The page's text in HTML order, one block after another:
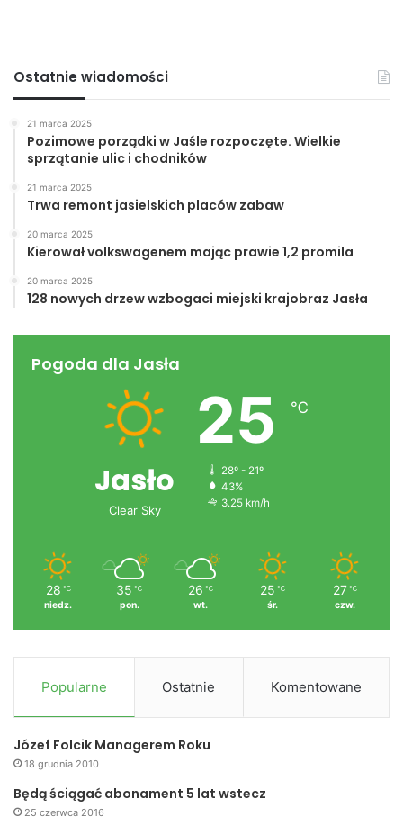
Ostatnie wiadomości
21 marca 2025
Pozimowe porządki w Jaśle rozpoczęte. Wielkie
sprzątanie ulic i chodników
21 marca 2025
Trwa remont jasielskich placów zabaw
20 marca 2025
Kierował volkswagenem mając prawie 1,2 promila
20 marca 2025
128 nowych drzew wzbogaci miejski krajobraz Jasła
Pogoda dla Jasła
Jasło
Clear Sky
25 ℃
28º - 21º
43%
3.25 km/h
28 ℃
niedz.
35 ℃
pon.
26 ℃
wt.
25 ℃
śr.
27 ℃
czw.
Popularne Ostatnie Komentowane
Józef Folcik Managerem Roku
18 grudnia 2010
Będą ściągać abonament 5 lat wstecz
25 czerwca 2016